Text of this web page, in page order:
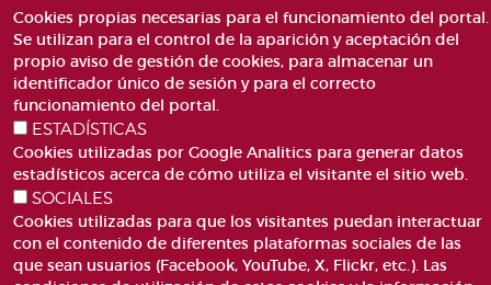
Pie
de
página
ACCESIBILIDAD
AVISO LEGAL
CANAL DE DENÚNCIES
CONTACTO
GLOSARIO
MAPA WEB
POLÍTICA DE COOKIES
Cookies propias necesarias para el funcionamiento del portal.
Se utilizan para el control de la aparición y aceptación del
propio aviso de gestión de cookies, para almacenar un
identificador único de sesión y para el correcto
funcionamiento del portal.
ESTADÍSTICAS
Cookies utilizadas por Google Analitics para generar datos
estadísticos acerca de cómo utiliza el visitante el sitio web.
SOCIALES
Cookies utilizadas para que los visitantes puedan interactuar
con el contenido de diferentes plataformas sociales de las
que sean usuarios (Facebook, YouTube, X, Flickr, etc.). Las